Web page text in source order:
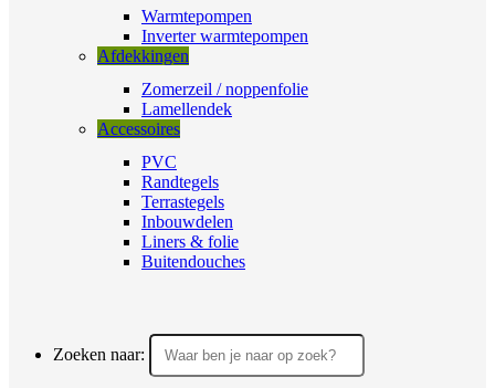
Warmtepompen
Inverter warmtepompen
Afdekkingen
Zomerzeil / noppenfolie
Lamellendek
Accessoires
PVC
Randtegels
Terrastegels
Inbouwdelen
Liners & folie
Buitendouches
Zoeken naar: